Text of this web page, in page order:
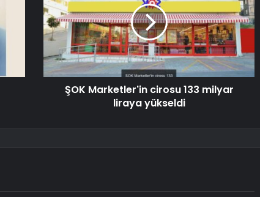
ŞOK Marketler'in cirosu 133 milyar
liraya yükseldi